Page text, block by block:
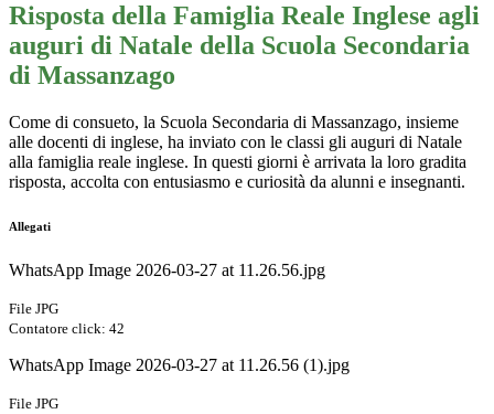
Risposta della Famiglia Reale Inglese agli
auguri di Natale della Scuola Secondaria
di Massanzago
Come di consueto, la Scuola Secondaria di Massanzago, insieme
alle docenti di inglese, ha inviato con le classi gli auguri di Natale
alla famiglia reale inglese. In questi giorni è arrivata la loro gradita
risposta, accolta con entusiasmo e curiosità da alunni e insegnanti.
Allegati
WhatsApp Image 2026-03-27 at 11.26.56.jpg
File JPG
Contatore click: 42
WhatsApp Image 2026-03-27 at 11.26.56 (1).jpg
File JPG